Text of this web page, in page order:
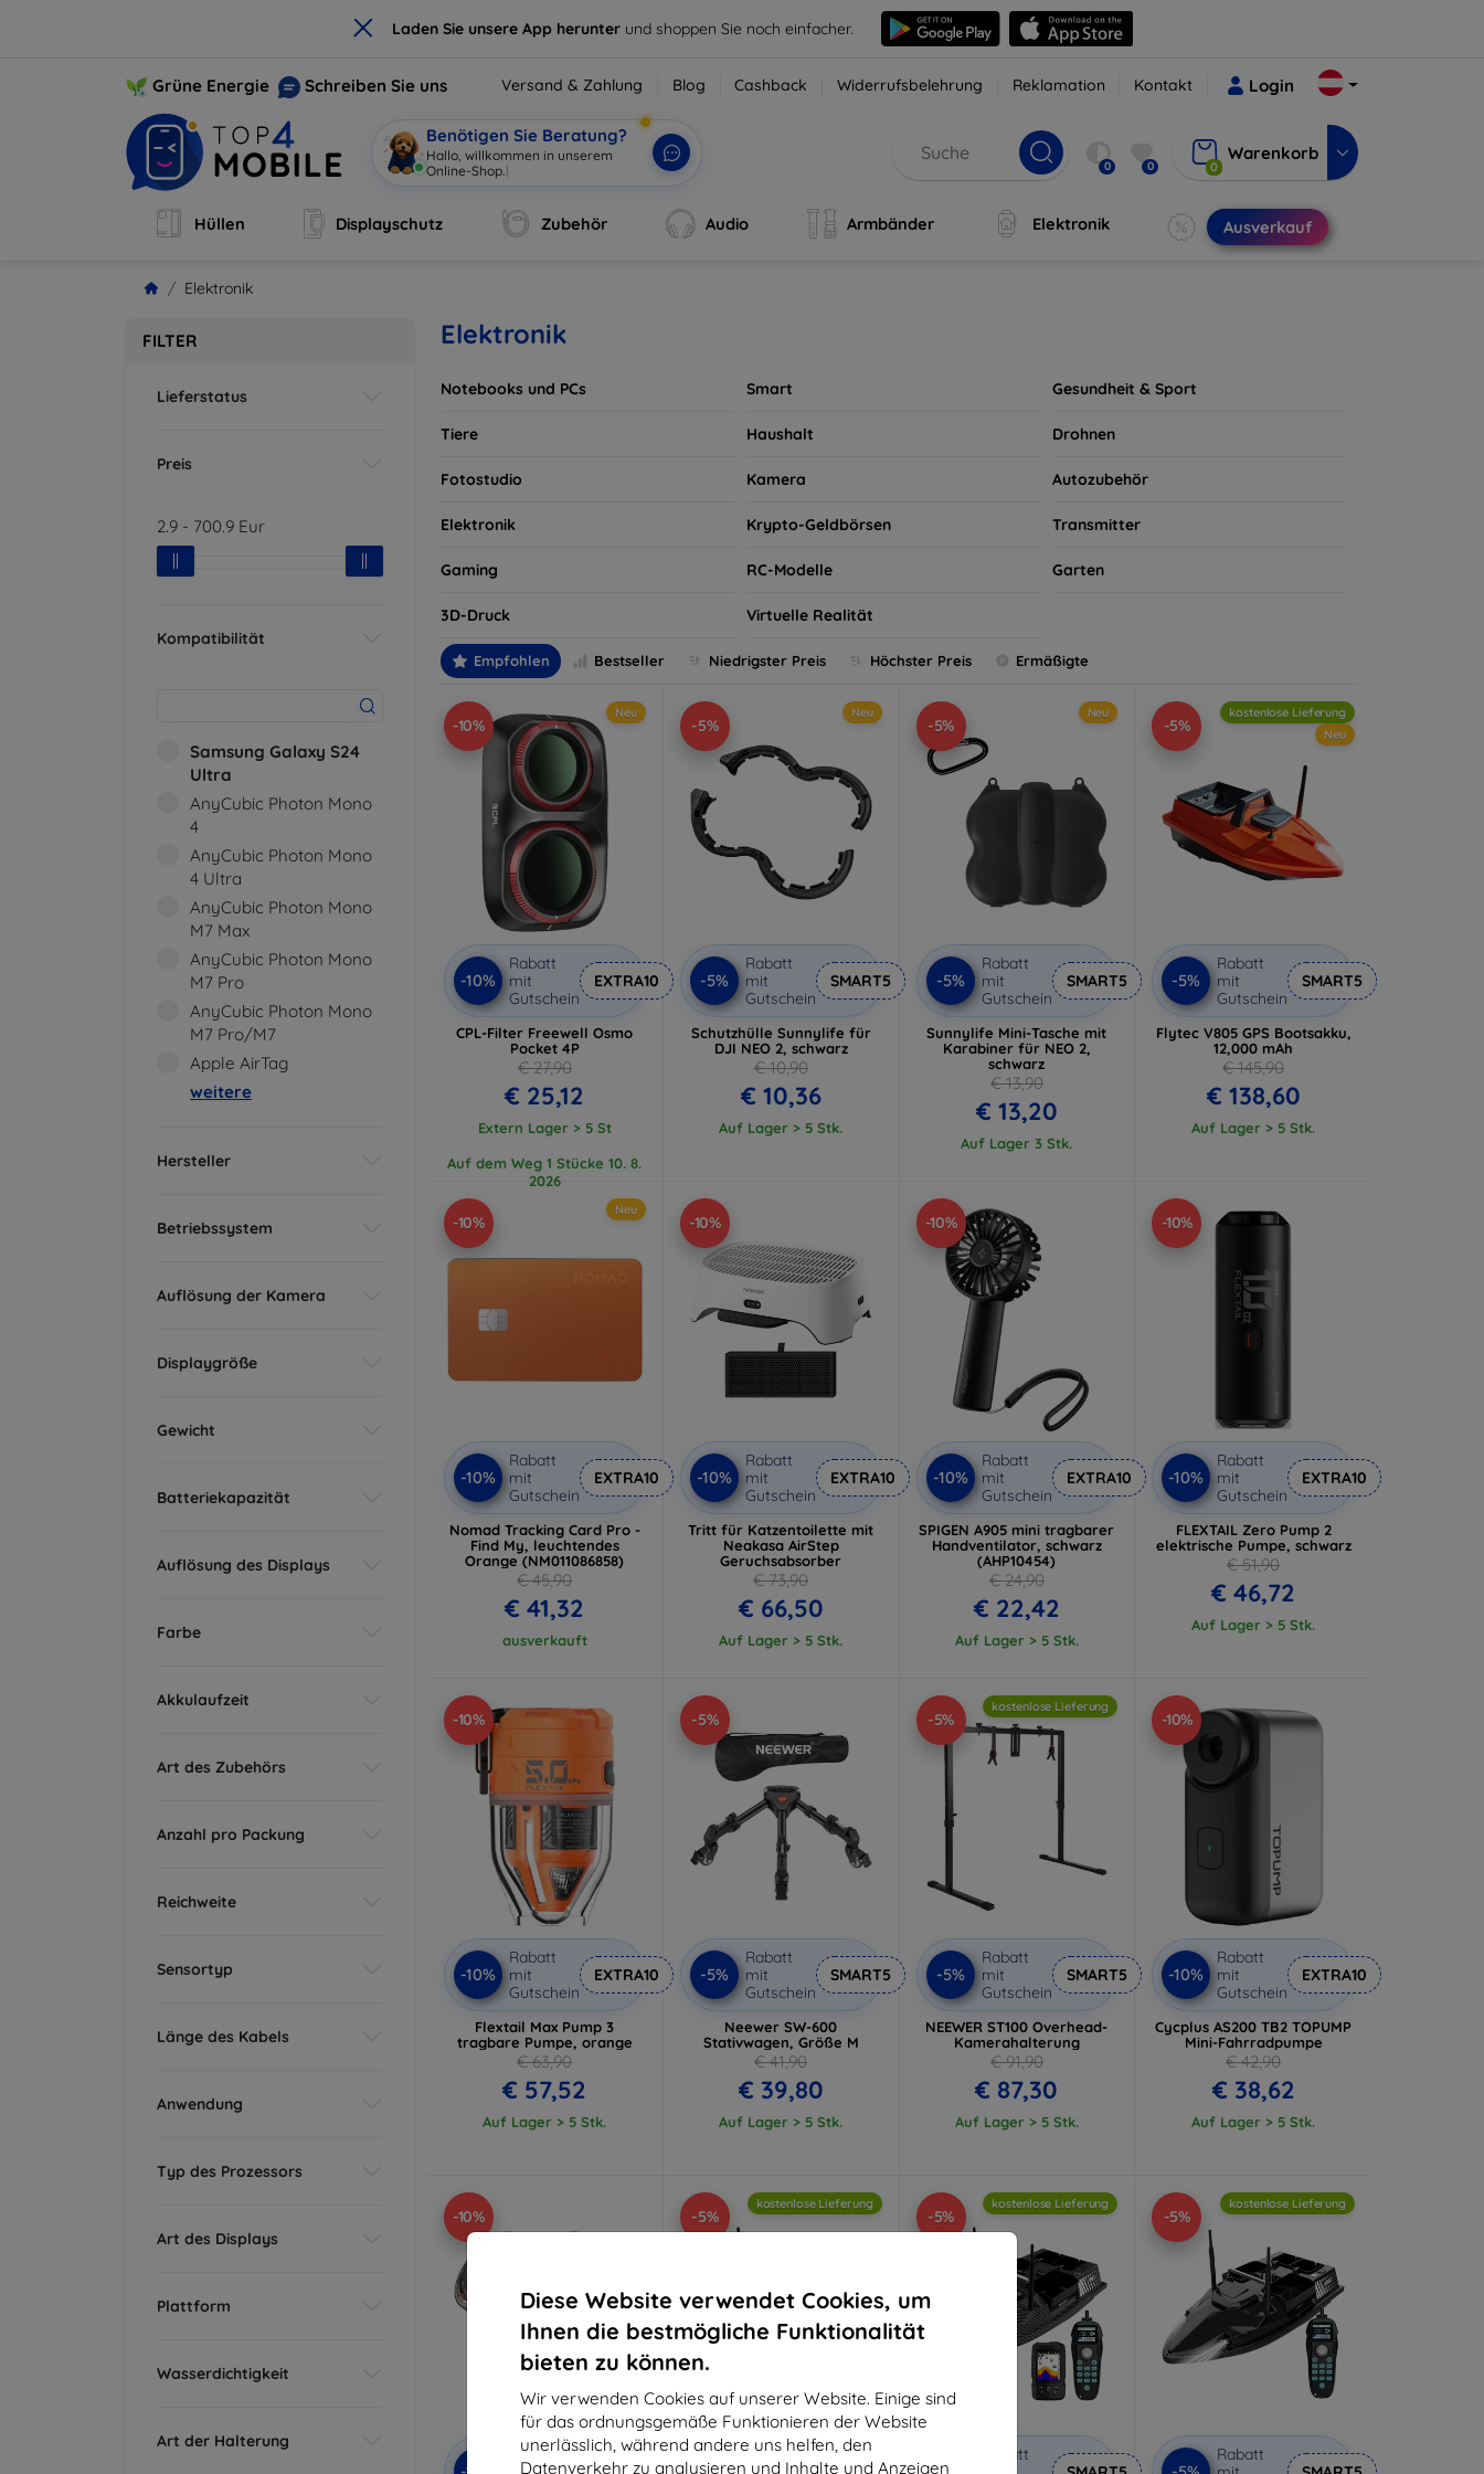
× Laden Sie unsere App herunter und shoppen Sie noch einfacher.
Diese Website verwendet Cookies, um
Ihnen die bestmögliche Funktionalität
bieten zu können.
Wir verwenden Cookies auf unserer Website. Einige sind
für das ordnungsgemäße Funktionieren der Website
unerlässlich, während andere uns helfen, den
Datenverkehr zu analysieren und Inhalte und Anzeigen
Grüne Energie Schreiben Sie uns Versand & Zahlung Blog Cashback Widerrufsbelehrung Reklamation Kontakt Login
Benötigen Sie Beratung?
Hallo, willkommen | 0 0 0
Warenkorb
Hüllen Displayschutz Zubehör Audio Armbänder Elektronik Ausverkauf
Elektronik
FILTER
Lieferstatus
Preis
2.9 - 700.9 Eur
Kompatibilität
Samsung Galaxy S24
Ultra
AnyCubic Photon Mono
4
AnyCubic Photon Mono
4 Ultra
AnyCubic Photon Mono
M7 Max
AnyCubic Photon Mono
M7 Pro
AnyCubic Photon Mono
M7 Pro/M7
Apple AirTag
weitere
Hersteller
Betriebssystem
Auflösung der Kamera
Displaygröße
Gewicht
Batteriekapazität
Auflösung des Displays
Farbe
Akkulaufzeit
Art des Zubehörs
Anzahl pro Packung
Reichweite
Sensortyp
Länge des Kabels
Anwendung
Typ des Prozessors
Art des Displays
Plattform
Wasserdichtigkeit
Art der Halterung
Elektronik
Notebooks und PCs Smart Gesundheit & Sport
Tiere Haushalt Drohnen
Fotostudio Kamera Autozubehör
Elektronik Krypto-Geldbörsen Transmitter
Gaming RC-Modelle Garten
3D-Druck Virtuelle Realität
Empfohlen Bestseller Niedrigster Preis Höchster Preis Ermäßigte
-10%
Neu
-10%
Rabatt
mit
Gutschein
EXTRA10
CPL-Filter Freewell Osmo
Pocket 4P
€ 27,90
€ 25,12
Extern Lager > 5 St
Auf dem Weg 1 Stücke 10. 8.
2026
-5%
Neu
-5%
Rabatt
mit
Gutschein
SMART5
Schutzhülle Sunnylife für
DJI NEO 2, schwarz
€ 10,90
€ 10,36
Auf Lager > 5 Stk.
-5%
Neu
-5%
Rabatt
mit
Gutschein
SMART5
Sunnylife Mini-Tasche mit
Karabiner für NEO 2,
schwarz
€ 13,90
€ 13,20
Auf Lager 3 Stk.
-5%
kostenlose Lieferung
Neu
-5%
Rabatt
mit
Gutschein
SMART5
Flytec V805 GPS Bootsakku,
12,000 mAh
€ 145,90
€ 138,60
Auf Lager > 5 Stk.
-10%
Neu
-10%
Rabatt
mit
Gutschein
EXTRA10
Nomad Tracking Card Pro -
Find My, leuchtendes
Orange (NM011086858)
€ 45,90
€ 41,32
ausverkauft
-10%
-10%
Rabatt
mit
Gutschein
EXTRA10
Tritt für Katzentoilette mit
Neakasa AirStep
Geruchsabsorber
€ 73,90
€ 66,50
Auf Lager > 5 Stk.
-10%
-10%
Rabatt
mit
Gutschein
EXTRA10
SPIGEN A905 mini tragbarer
Handventilator, schwarz
(AHP10454)
€ 24,90
€ 22,42
Auf Lager > 5 Stk.
-10%
-10%
Rabatt
mit
Gutschein
EXTRA10
FLEXTAIL Zero Pump 2
elektrische Pumpe, schwarz
€ 51,90
€ 46,72
Auf Lager > 5 Stk.
-10%
-10%
Rabatt
mit
Gutschein
EXTRA10
Flextail Max Pump 3
tragbare Pumpe, orange
€ 63,90
€ 57,52
Auf Lager > 5 Stk.
-5%
-5%
Rabatt
mit
Gutschein
SMART5
Neewer SW-600
Stativwagen, Größe M
€ 41,90
€ 39,80
Auf Lager > 5 Stk.
-5%
kostenlose Lieferung
-5%
Rabatt
mit
Gutschein
SMART5
NEEWER ST100 Overhead-
Kamerahalterung
€ 91,90
€ 87,30
Auf Lager > 5 Stk.
-10%
-10%
Rabatt
mit
Gutschein
EXTRA10
Cycplus AS200 TB2 TOPUMP
Mini-Fahrradpumpe
€ 42,90
€ 38,62
Auf Lager > 5 Stk.
-10%
Rabatt
-5%
kostenlose Lieferung
Rabatt
-5%
kostenlose Lieferung
Rabatt
-5%
kostenlose Lieferung
Rabatt